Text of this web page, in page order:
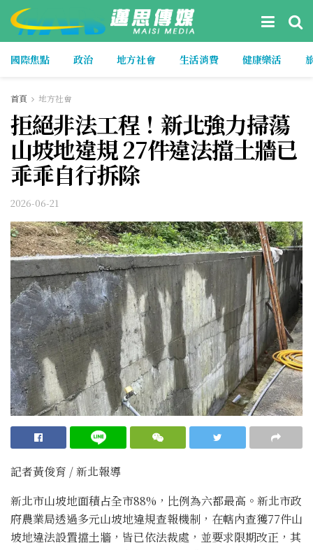
國際焦點 政治 地方社會 生活消費 健康樂活
首頁 地方社會
拒絕非法工程！新北強力掃蕩
山坡地違規 27件違法擋土牆已
乖乖自行拆除
2026-06-21
記者黃俊育 / 新北報導
新北市山坡地面積占全市88%，比例為六都最高。新北市政
府農業局透過多元山坡地違規查報機制，在轄內查獲77件山
坡地違法設置擋土牆，皆已依法裁處，並要求限期改正，其